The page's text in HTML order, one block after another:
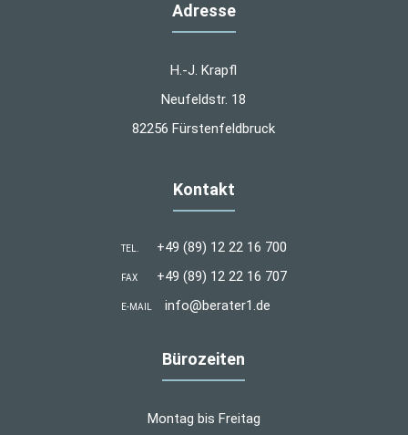
Adresse
H.-J. Krapfl
Neufeldstr. 18
82256 Fürstenfeldbruck
Kontakt
TEL. +49 (89) 12 22 16 700
FAX +49 (89) 12 22 16 707
E-MAIL info@berater1.de
Bürozeiten
Montag bis Freitag